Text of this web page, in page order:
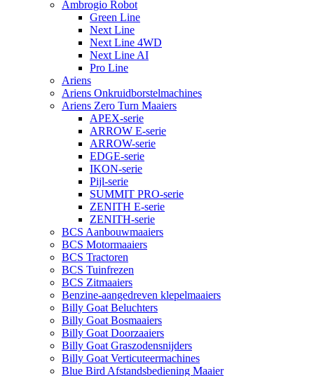
Ambrogio Robot
Green Line
Next Line
Next Line 4WD
Next Line AI
Pro Line
Ariens
Ariens Onkruidborstelmachines
Ariens Zero Turn Maaiers
APEX-serie
ARROW E-serie
ARROW-serie
EDGE-serie
IKON-serie
Pijl-serie
SUMMIT PRO-serie
ZENITH E-serie
ZENITH-serie
BCS Aanbouwmaaiers
BCS Motormaaiers
BCS Tractoren
BCS Tuinfrezen
BCS Zitmaaiers
Benzine-aangedreven klepelmaaiers
Billy Goat Beluchters
Billy Goat Bosmaaiers
Billy Goat Doorzaaiers
Billy Goat Graszodensnijders
Billy Goat Verticuteermachines
Blue Bird Afstandsbediening Maaier